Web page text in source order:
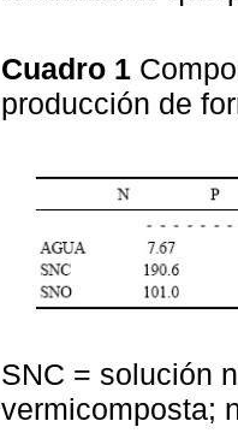
Cuadro 1
producción de
SNC = solución
vermicomposta;